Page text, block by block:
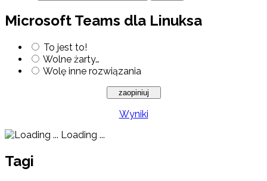
Microsoft Teams dla Linuksa
To jest to!
Wolne żarty…
Wolę inne rozwiązania
Wyniki
Loading ...
Tagi